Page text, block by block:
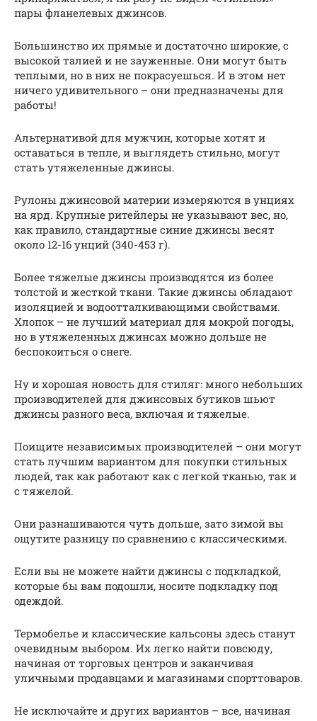
пары фланелевых джинсов.
Большинство их прямые и достаточно широкие, с
высокой талией и не зауженные. Они могут быть
теплыми, но в них не покрасуешься. И в этом нет
ничего удивительного – они предназначены для
работы!
Альтернативой для мужчин, которые хотят и
оставаться в тепле, и выглядеть стильно, могут
стать утяжеленные джинсы.
Рулоны джинсовой материи измеряются в унциях
на ярд. Крупные ритейлеры не указывают вес, но,
как правило, стандартные синие джинсы весят
около 12-16 унций (340-453 г).
Более тяжелые джинсы производятся из более
толстой и жесткой ткани. Такие джинсы обладают
изоляцией и водоотталкивающими свойствами.
Хлопок – не лучший материал для мокрой погоды,
но в утяжеленных джинсах можно дольше не
беспокоиться о снеге.
Ну и хорошая новость для стиляг: много небольших
производителей для джинсовых бутиков шьют
джинсы разного веса, включая и тяжелые.
Поищите независимых производителей – они могут
стать лучшим вариантом для покупки стильных
людей, так как работают как с легкой тканью, так и
с тяжелой.
Они разнашиваются чуть дольше, зато зимой вы
ощутите разницу по сравнению с классическими.
Если вы не можете найти джинсы с подкладкой,
которые бы вам подошли, носите подкладку под
одеждой.
Термобелье и классические кальсоны здесь станут
очевидным выбором. Их легко найти повсюду,
начиная от торговых центров и заканчивая
уличными продавцами и магазинами спорттоваров.
Не исключайте и других вариантов – все, начиная